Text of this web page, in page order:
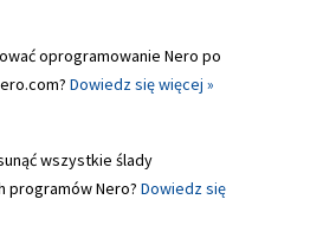
oprogramowanie Nero po
Dowiedz się więcej »
wszystkie ślady
programów Nero? Dowiedz się